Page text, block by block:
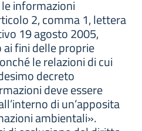
informazioni
2, comma 1, lettera
19 agosto 2005,
fini delle proprie
le relazioni di cui
decreto
deve essere
di un’apposita
ambientali».